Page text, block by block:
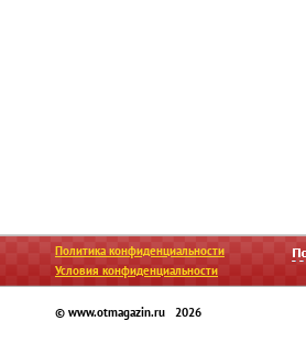
Политика конфиденциальности
Условия конфиденциальности
© www.otmagazin.ru 2026